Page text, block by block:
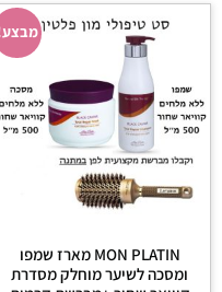
מבצע!
MON PLATIN מארז שמפו
ומסכה לשיער מוחלק מסדרת